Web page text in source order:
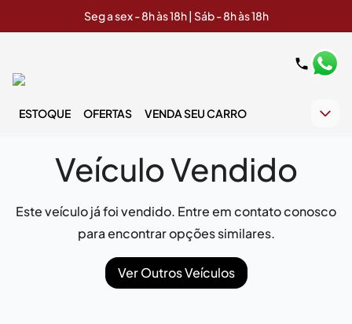
Seg a sex - 8h às 18h | Sáb - 8h às 18h
ESTOQUE OFERTAS VENDA SEU CARRO
Veículo Vendido
Este veículo já foi vendido. Entre em contato conosco
para encontrar opções similares.
Ver Outros Veículos